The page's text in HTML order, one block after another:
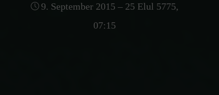
9. September 2015 – 25 Elul 5775,
07:15